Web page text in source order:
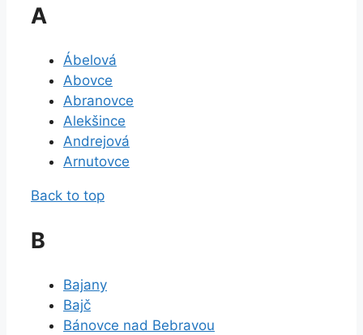
A
Ábelová
Abovce
Abranovce
Alekšince
Andrejová
Arnutovce
Back to top
B
Bajany
Bajč
Bánovce nad Bebravou